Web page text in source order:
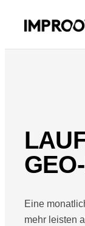
Eine
mehr leisten